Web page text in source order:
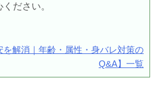
ださい。
を解消｜年齢・属性・身バレ対策の
Q&A】一覧